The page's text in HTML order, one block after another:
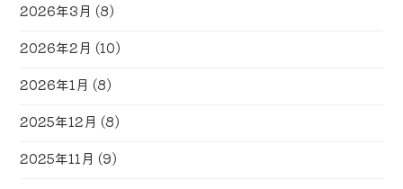
2026年3月 (8)
2026年2月 (10)
2026年1月 (8)
2025年12月 (8)
2025年11月 (9)